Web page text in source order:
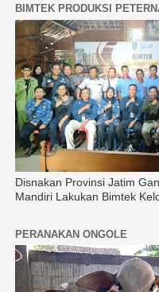
BIMTEK PRODUKSI
Disnakan Provinsi Jatim
Mandiri Lakukan Bimtek
PERANAKAN ONGOLE